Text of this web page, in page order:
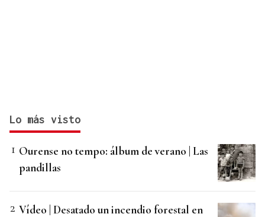
Lo más visto
Ourense no tempo: álbum de verano | Las
pandillas
Vídeo | Desatado un incendio forestal en